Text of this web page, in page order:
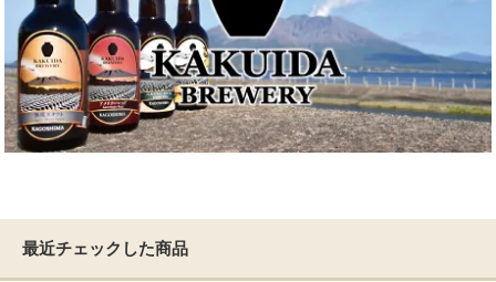
最近チェックした商品